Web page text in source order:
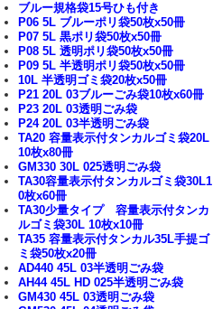
ブルー規格袋15号ひも付き
P06 5L ブルーポリ袋50枚x50冊
P07 5L 黒ポリ袋50枚x50冊
P08 5L 透明ポリ袋50枚x50冊
P09 5L 半透明ポリ袋50枚x50冊
10L 半透明ゴミ袋20枚x50冊
P21 20L 03ブルーごみ袋10枚x60冊
P23 20L 03透明ごみ袋
P24 20L 03半透明ごみ袋
TA20 容量表示付タンカルゴミ袋20L
10枚x80冊
GM330 30L 025透明ごみ袋
TA30容量表示付タンカルゴミ袋30L1
0枚x60冊
TA30少量タイプ 容量表示付タンカ
ルゴミ袋30L 10枚x10冊
TA35 容量表示付タンカル35L手提ゴ
ミ袋50枚x20冊
AD440 45L 03半透明ごみ袋
AH44 45L HD 025半透明ごみ袋
GM430 45L 03透明ごみ袋